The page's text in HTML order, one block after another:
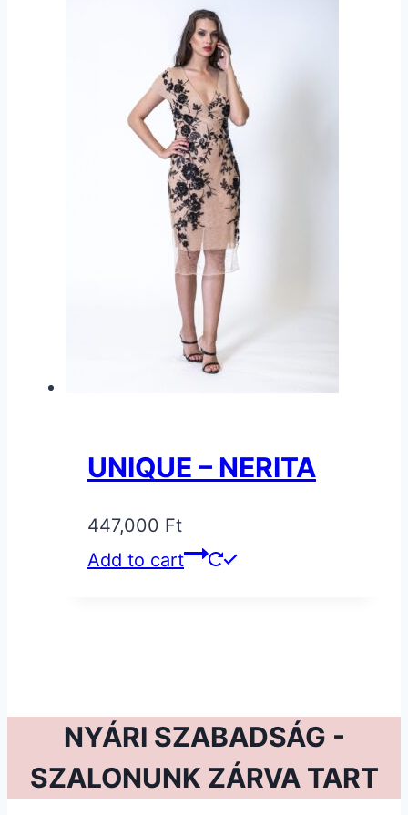
UNIQUE – NERITA
447,000 Ft
Add to cart
NYÁRI SZABADSÁG -
SZALONUNK ZÁRVA TART